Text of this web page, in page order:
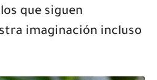
que siguen
imaginación incluso